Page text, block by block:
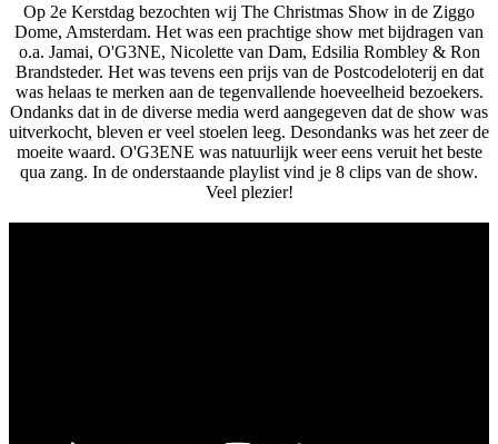
Op 2e Kerstdag bezochten wij The Christmas Show in de Ziggo
Dome, Amsterdam. Het was een prachtige show met bijdragen van
o.a. Jamai, O'G3NE, Nicolette van Dam, Edsilia Rombley & Ron
Brandsteder. Het was tevens een prijs van de Postcodeloterij en dat
was helaas te merken aan de tegenvallende hoeveelheid bezoekers.
Ondanks dat in de diverse media werd aangegeven dat de show was
uitverkocht, bleven er veel stoelen leeg. Desondanks was het zeer de
moeite waard. O'G3ENE was natuurlijk weer eens veruit het beste
qua zang. In de onderstaande playlist vind je 8 clips van de show.
Veel plezier!